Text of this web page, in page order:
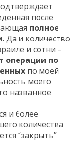
после
полное
. Да и количество
и сотни –
операции по
по моей
моего
названное
и более
количества
“закрыть”